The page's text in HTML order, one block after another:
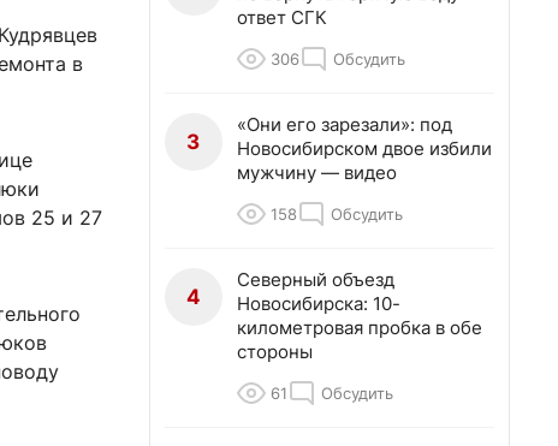
в
25 и 27
ответ СГК
306 Обсудить
3
«Они его зарезали»: под
Новосибирском двое избили
мужчину — видео
158 Обсудить
4
Северный объезд
Новосибирска: 10-
километровая пробка в обе
стороны
61 Обсудить